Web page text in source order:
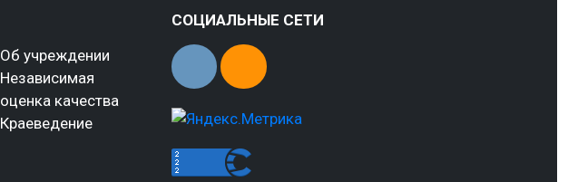
Об учреждении
Независимая
оценка качества
Краеведение
СОЦИАЛЬНЫЕ СЕТИ